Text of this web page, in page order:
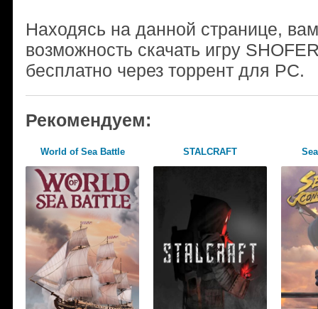
Находясь на данной странице,
возможность скачать игру
бесплатно через торрент для PC.
Рекомендуем:
World of Sea Battle STALCRAFT